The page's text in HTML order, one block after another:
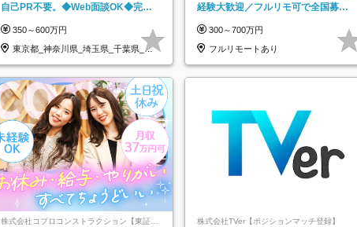
自己PR不要。◆Web面談OK◆完全
350～600万円
東京都_神奈川県_埼玉県_千葉県_大
阪府…
経験大歓迎／フルリモ可で全国募
★
300～700万円
フルリモートあり
株式会社コプロコンストラクション【東証プ
株式会社TVer【ポジションマッチ登録】